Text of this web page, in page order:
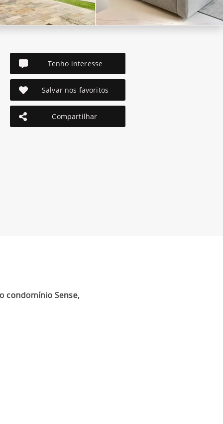
Tenho interesse
Salvar nos favoritos
Compartilhar
condomínio Sense,